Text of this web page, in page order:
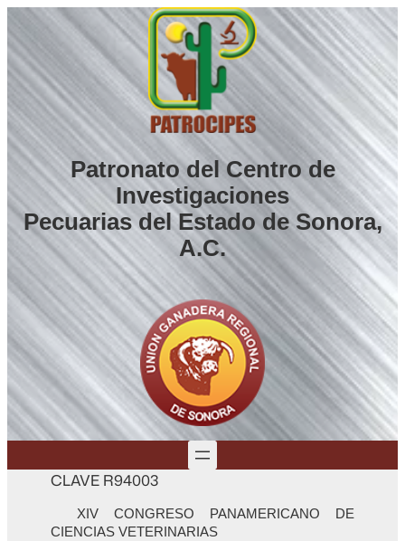
Saltar
al
contenido
Patronato del Centro de
Investigaciones
Pecuarias del Estado de Sonora,
A.C.
CLAVE R94003
XIV CONGRESO PANAMERICANO DE
CIENCIAS VETERINARIAS